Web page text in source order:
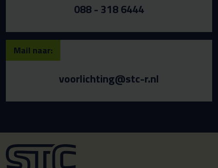
088 - 318 6444
Mail naar:
voorlichting@stc-r.nl